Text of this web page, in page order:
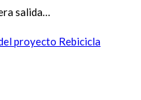
salida…
proyecto Rebicicla